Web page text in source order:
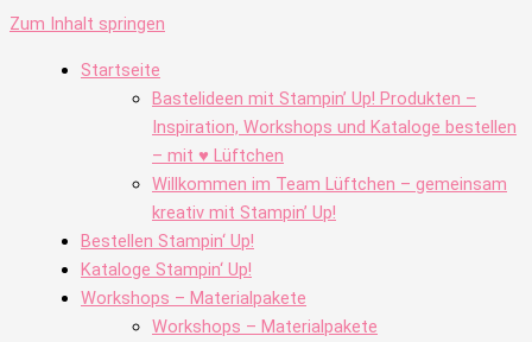
Zum Inhalt springen
Startseite
Bastelideen mit Stampin’ Up! Produkten –
Inspiration, Workshops und Kataloge bestellen
– mit ♥ Lüftchen
Willkommen im Team Lüftchen – gemeinsam
kreativ mit Stampin’ Up!
Bestellen Stampin‘ Up!
Kataloge Stampin‘ Up!
Workshops – Materialpakete
Workshops – Materialpakete